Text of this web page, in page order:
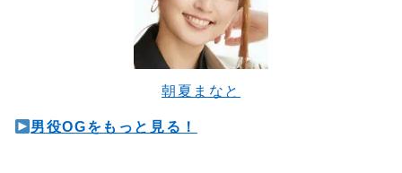
朝夏まなと
男役OGをもっと見る！